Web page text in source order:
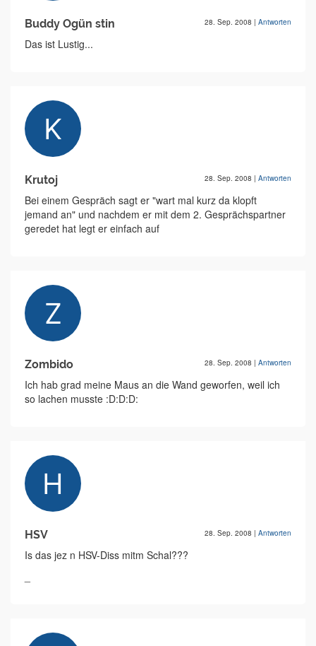
Buddy Ogün stin 28. Sep. 2008 | Antworten
Das ist Lustig...
Krutoj 28. Sep. 2008 | Antworten
Bei einem Gespräch sagt er "wart mal kurz da klopft
jemand an" und nachdem er mit dem 2. Gesprächspartner
geredet hat legt er einfach auf
Zombido 28. Sep. 2008 | Antworten
Ich hab grad meine Maus an die Wand geworfen, weil ich
so lachen musste :D:D:D:
HSV 28. Sep. 2008 | Antworten
Is das jez n HSV-Diss mitm Schal???